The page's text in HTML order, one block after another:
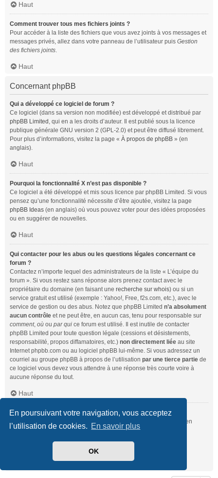
En poursuivant votre navigation, vous acceptez
l’utilisation de cookies. En savoir plus
OK
Haut
Comment trouver tous mes fichiers joints ?
Pour accéder à la liste des fichiers que vous avez joints à vos messages et
messages privés, allez dans votre panneau de l’utilisateur puis Gestion
des fichiers joints.
Haut
Concernant phpBB
Qui a développé ce logiciel de forum ?
Ce logiciel (dans sa version non modifiée) est développé et distribué par
phpBB Limited , qui en a les droits d’auteur. Il est publié sous la licence
publique générale GNU version 2 (GPL-2.0) et peut être diffusé librement.
Pour plus d’informations, visitez la page « À propos de phpBB » (en
anglais).
Haut
Pourquoi la fonctionnalité X n’est pas disponible ?
Ce logiciel a été développé et mis sous licence par phpBB Limited. Si vous
pensez qu’une fonctionnalité nécessite d’être ajoutée, visitez la page
phpBB Ideas (en anglais) où vous pouvez voter pour des idées proposées
ou en suggérer de nouvelles.
Haut
Qui contacter pour les abus ou les questions légales concernant ce
forum ?
Contactez n’importe lequel des administrateurs de la liste « L’équipe du
forum ». Si vous restez sans réponse alors prenez contact avec le
propriétaire du domaine (en faisant une recherche sur whois) ou si un
service gratuit est utilisé (exemple : Yahoo!, Free, f2s.com, etc.), avec le
service de gestion ou des abus. Notez que phpBB Limited n’a absolument
aucun contrôle et ne peut être, en aucun cas, tenu pour responsable sur
comment, où ou par qui ce forum est utilisé. Il est inutile de contacter
phpBB Limited pour toute question légale (cessions et désistements,
responsabilité, propos diffamatoires, etc.) non directement liée au site
Internet phpbb.com ou au logiciel phpBB lui-même. Si vous adressez un
courriel au groupe phpBB à propos de l’utilisation par une tierce partie de
ce logiciel vous devez vous attendre à une réponse très courte voire à
aucune réponse du tout.
Haut
Comment puis-je contacter un administrateur du forum ?
Pour l’ensemble des utilisateurs du forum, vous pouvez utiliser le lien
« Nous contacter », si ce dernier a été activé par un administrateur.